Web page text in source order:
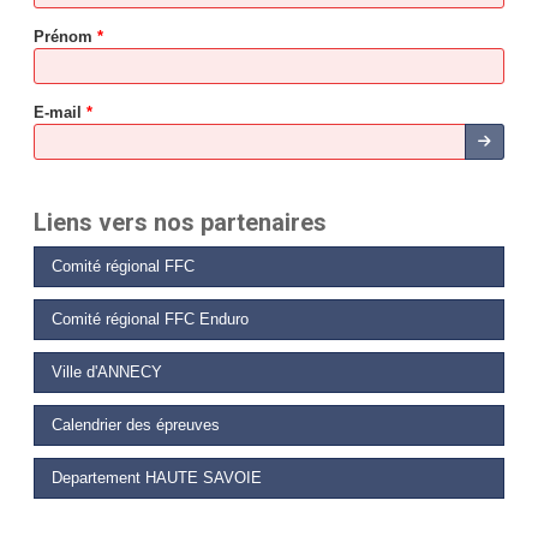
Prénom *
E-mail *
Liens vers nos partenaires
Comité régional FFC
Comité régional FFC Enduro
Ville d'ANNECY
Calendrier des épreuves
Departement HAUTE SAVOIE